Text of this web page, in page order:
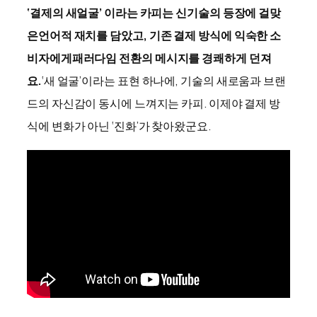
‘결제의 새얼굴’ 이라는 카피는 신기술의 등장에 걸맞
은언어적 재치를 담았고, 기존 결제 방식에 익숙한 소
비자에게패러다임 전환의 메시지를 경쾌하게 던져
요.‘새 얼굴’이라는 표현 하나에, 기술의 새로움과 브랜
드의 자신감이 동시에 느껴지는 카피. 이제야 결제 방
식에 변화가 아닌 ‘진화’가 찾아왔군요.